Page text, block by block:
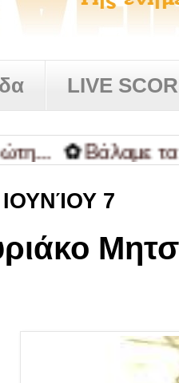
LIVE
✿ Βάλαμε τα
7